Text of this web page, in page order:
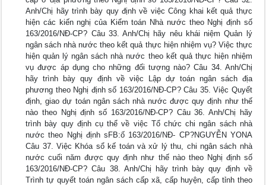
Anh/Chị hãy trình bày quy định về việc Công khai kết quả thực
hiện các kiến nghị của Kiểm toán Nhà nước theo Nghị định số
163/2016/NĐ-CP? Câu 33. Anh/Chị hãy nêu khái niệm Quản lý
ngân sách nhà nước theo kết quả thực hiện nhiệm vụ? Việc thực
hiện quản lý ngân sách nhà nước theo kết quả thực hiện nhiệm
vụ được áp dụng cho những đối tượng nào? Câu 34. Anh/Chị
hãy trình bày quy định về việc Lập dự toán ngân sách địa
phương theo Nghị định số 163/2016/NĐ-CP? Câu 35. Việc Quyết
định, giao dự toán ngân sách nhà nước được quy định như thế
nào theo Nghị định số 163/2016/NĐ-CP? Câu 36. Anh/Chị hãy
trình bày quy định cụ thể về việc Tổ chức chi ngân sách nhà
nước theo Nghị định sFB:ố 163/2016/NĐ- CP?NGUYỄN YONA
Câu 37. Việc Khóa sổ kế toán và xử lý thu, chi ngân sách nhà
nước cuối năm được quy định như thế nào theo Nghị định số
163/2016/NĐ-CP? Câu 38. Anh/Chị hãy trình bày quy định về
Trình tự quyết toán ngân sách cấp xã, cấp huyện, cấp tỉnh theo